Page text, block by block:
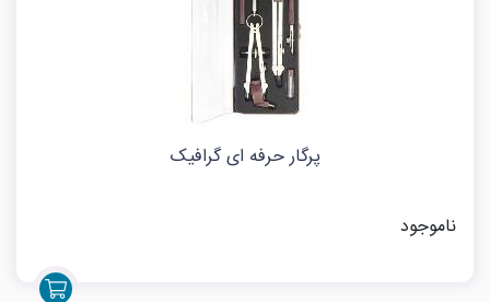
پرگار حرفه ای گرافیک
ناموجود